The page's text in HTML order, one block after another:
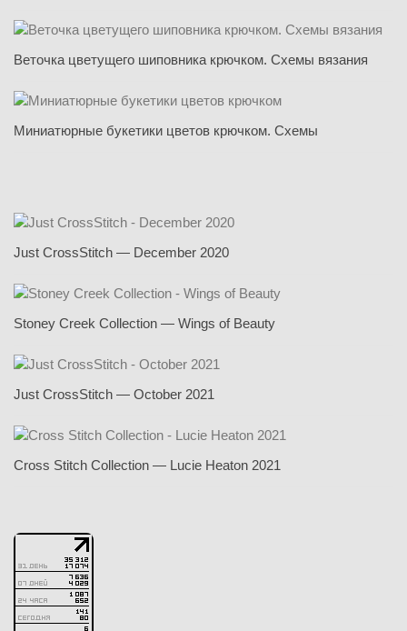
Веточка цветущего шиповника крючком. Схемы вязания
Миниатюрные букетики цветов крючком. Схемы
Just CrossStitch — December 2020
Stoney Creek Collection — Wings of Beauty
Just CrossStitch — October 2021
Cross Stitch Collection — Lucie Heaton 2021